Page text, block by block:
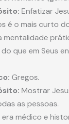
Enfatizar
é o mais curto
mentalidade
que em Seus
Gregos.
Mostrar
as pessoas.
era médico e